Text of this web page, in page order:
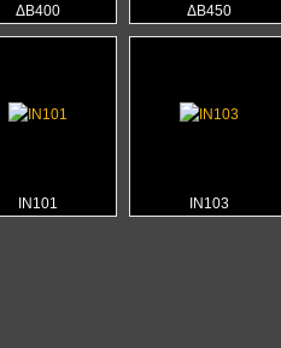
ΔΒ400 ΔΒ450
ΙΝ101 ΙΝ103